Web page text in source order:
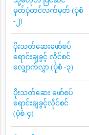
မှတ်ပုံတင်လက်မှတ် (ပုံစံ
-၂)
ပိုးသတ်ဆေးဖော်စပ်
ရောင်းချခွင့် လိုင်စင်
လျှောက်လွှာ (ပုံစံ -၃)
ပိုးသတ်ဆေး ဖော်စပ်
ရောင်းချခွင့်လိုင်စင်
(ပုံစံ-၄)